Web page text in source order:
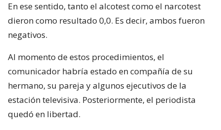
En ese sentido, tanto el alcotest como el narcotest
dieron como resultado 0,0. Es decir, ambos fueron
negativos.
Al momento de estos procedimientos, el
comunicador habría estado en compañía de su
hermano, su pareja y algunos ejecutivos de la
estación televisiva. Posteriormente, el periodista
quedó en libertad.